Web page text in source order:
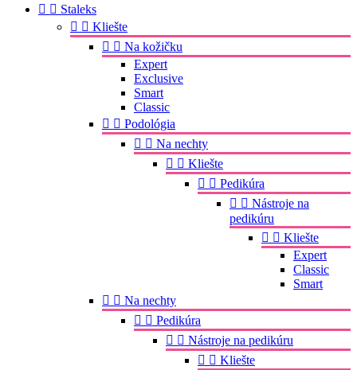
  Staleks
  Kliešte
  Na kožičku
Expert
Exclusive
Smart
Classic
  Podológia
  Na nechty
  Kliešte
  Pedikúra
  Nástroje na
pedikúru
  Kliešte
Expert
Classic
Smart
  Na nechty
  Pedikúra
  Nástroje na pedikúru
  Kliešte